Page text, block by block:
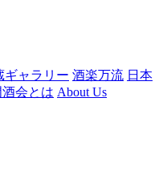
ギャラリー 酒楽万流 日本
酒会とは About Us